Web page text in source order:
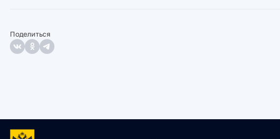
Поделиться